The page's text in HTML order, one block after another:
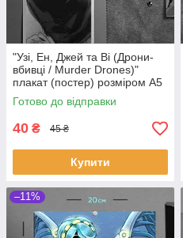
"Узі, Ен, Джей та Ві (Дрони-
вбивці / Murder Drones)"
плакат (постер) розміром А5
(20х14см)
Готово до відправки
40 ₴ 45 ₴
Купити
–11%